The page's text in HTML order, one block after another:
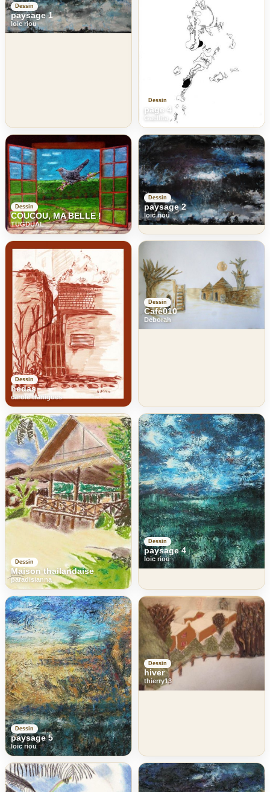
Dessin
paysage 1
loic riou
Dessin
page 4
Gaellita
Dessin
COUCOU, MA BELLE !
TUGDUAL
Dessin
paysage 2
loic riou
Dessin
hedas
carole tranigues
Dessin
Café010
Deborah
Dessin
Maison thailandaise
paradisianna
Dessin
paysage 4
loic riou
Dessin
paysage 5
loic riou
Dessin
hiver
thierry13